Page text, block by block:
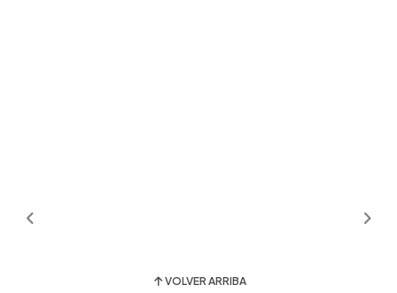
VOLVER ARRIBA